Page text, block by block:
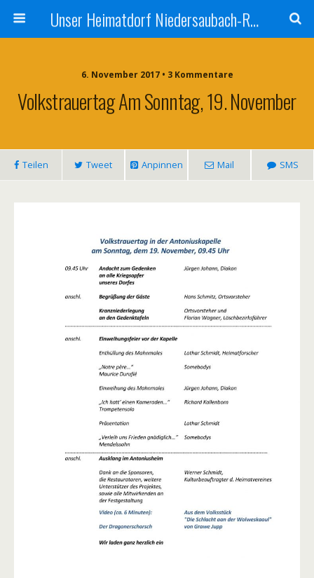
Unser Heimatdorf Niedersaubach-Rümmelbach
6. November 2017 • 3 Kommentare
Volkstrauertag Am Sonntag, 19. November
Teilen Tweet Anpinnen Mail SMS